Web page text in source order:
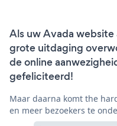
Als uw Avada
grote uitdaging
de online
gefeliciteerd!
Maar daarna komt the
en meer bezoekers te